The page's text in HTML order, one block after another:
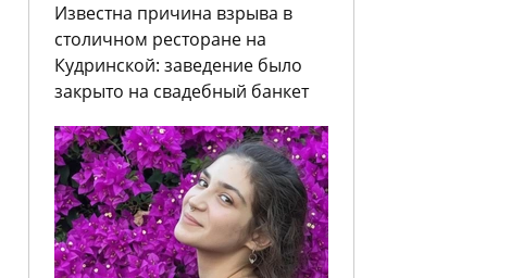
Известна причина взрыва в
столичном ресторане на
Кудринской: заведение было
закрыто на свадебный банкет